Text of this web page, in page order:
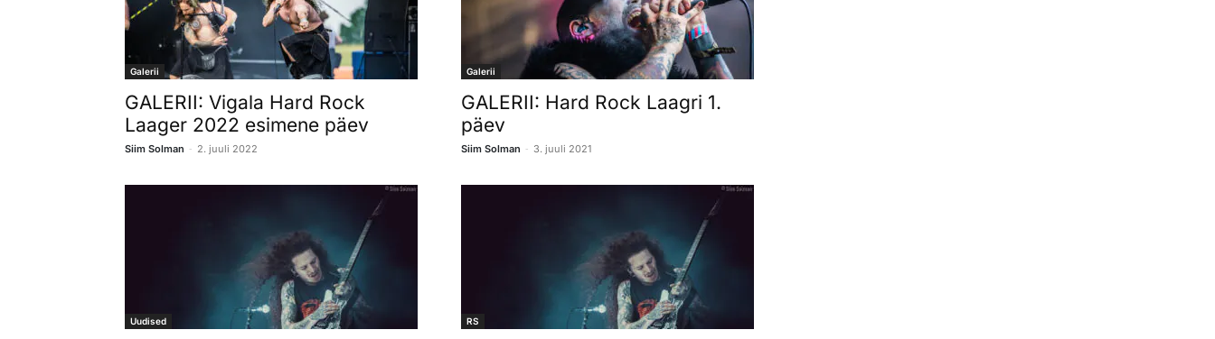
Galerii
GALERII: Vigala Hard Rock
Laager 2022 esimene päev
Siim Solman - 2. juuli 2022
Galerii
GALERII: Hard Rock Laagri 1.
päev
Siim Solman - 3. juuli 2021
Uudised RS